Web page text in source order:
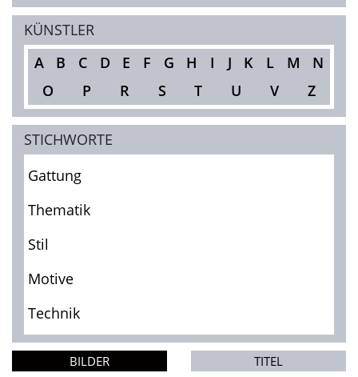
KÜNSTLER
A
B C D E F G H I J K L M
N
O
P R S T U V Z
STICHWORTE
Gattung
Thematik
Stil
Motive
Technik
BILDER TITEL